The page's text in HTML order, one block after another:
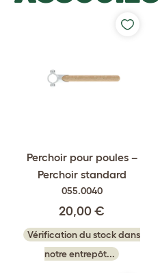
Perchoir pour poules –
Perchoir standard
055.0040
20,00 €
Vérification du stock dans
notre entrepôt...